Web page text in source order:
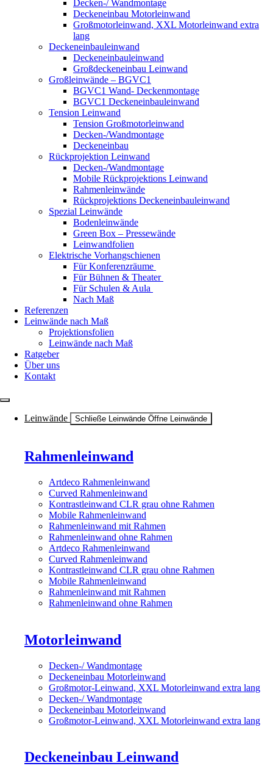
Decken-/ Wandmontage
Deckeneinbau Motorleinwand
Großmotorleinwand, XXL Motorleinwand extra
lang
Deckeneinbauleinwand
Deckeneinbauleinwand
Großdeckeneinbau Leinwand
Großleinwände – BGVC1
BGVC1 Wand- Deckenmontage
BGVC1 Deckeneinbauleinwand
Tension Leinwand
Tension Großmotorleinwand
Decken-/Wandmontage
Deckeneinbau
Rückprojektion Leinwand
Decken-/Wandmontage
Mobile Rückprojektions Leinwand
Rahmenleinwände
Rückprojektions Deckeneinbauleinwand
Spezial Leinwände
Bodenleinwände
Green Box – Pressewände
Leinwandfolien
Elektrische Vorhangschienen
Für Konferenzräume
Für Bühnen & Theater
Für Schulen & Aula
Nach Maß
Referenzen
Leinwände nach Maß
Projektionsfolien
Leinwände nach Maß
Ratgeber
Über uns
Kontakt
Leinwände Schließe Leinwände Öffne Leinwände
Rahmenleinwand
Artdeco Rahmenleinwand
Curved Rahmenleinwand
Kontrastleinwand CLR grau ohne Rahmen
Mobile Rahmenleinwand
Rahmenleinwand mit Rahmen
Rahmenleinwand ohne Rahmen
Artdeco Rahmenleinwand
Curved Rahmenleinwand
Kontrastleinwand CLR grau ohne Rahmen
Mobile Rahmenleinwand
Rahmenleinwand mit Rahmen
Rahmenleinwand ohne Rahmen
Motorleinwand
Decken-/ Wandmontage
Deckeneinbau Motorleinwand
Großmotor-Leinwand, XXL Motorleinwand extra lang
Decken-/ Wandmontage
Deckeneinbau Motorleinwand
Großmotor-Leinwand, XXL Motorleinwand extra lang
Deckeneinbau Leinwand